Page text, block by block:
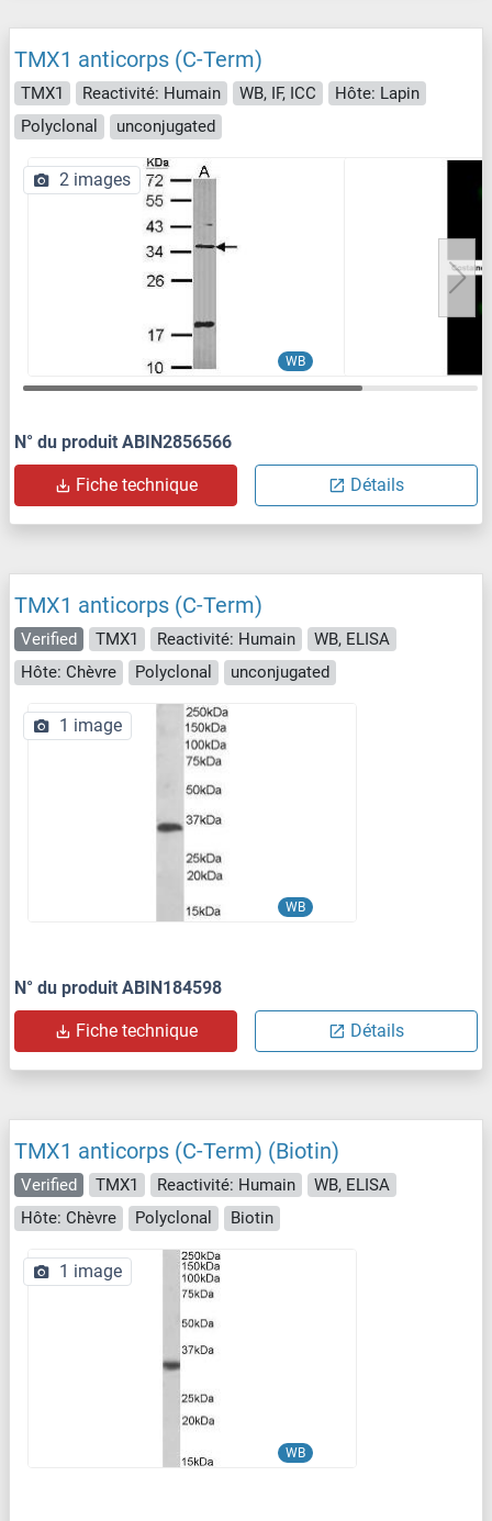
TMX1 anticorps (C-Term)
TMX1 Reactivité: Humain WB, IF, ICC
Hôte: Lapin
Polyclonal
unconjugated
WB
2 images
N° du produit ABIN2856566
Fiche technique Détails
TMX1 anticorps (C-Term)
Verified TMX1 Reactivité: Humain
WB, ELISA
Hôte: Chèvre
Polyclonal unconjugated
WB
1 image
N° du produit ABIN184598
Fiche technique Détails
TMX1 anticorps (C-Term) (Biotin)
Verified TMX1 Reactivité: Humain
WB, ELISA
Hôte: Chèvre
Polyclonal Biotin
WB
1 image